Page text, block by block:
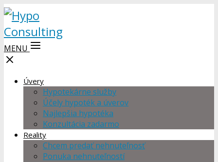
MENU
Úvery
Hypotekárne služby
Účely hypoték a úverov
Najlepšia hypotéka
Konzultácia zadarmo
Reality
Chcem predať nehnuteľnosť
Ponuka nehnuteľností